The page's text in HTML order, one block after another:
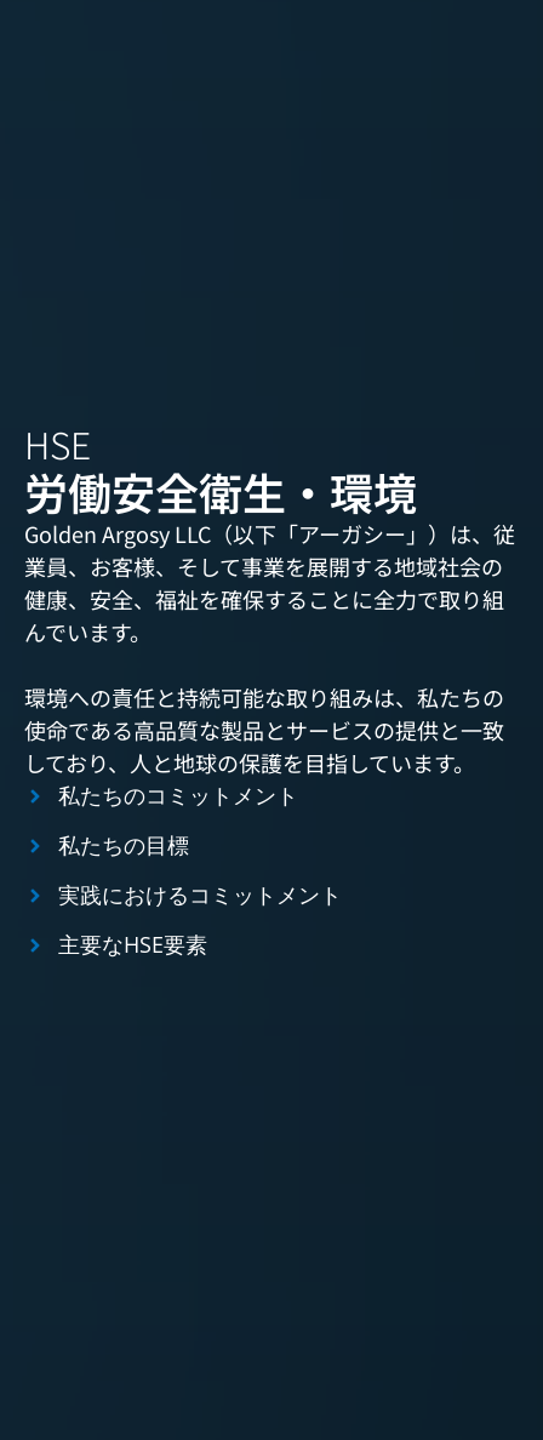
HSE
労働安全衛生・環境
Golden Argosy LLC（以下「アーガシー」）は、従
業員、お客様、そして事業を展開する地域社会の
健康、安全、福祉を確保することに全力で取り組
んでいます。
環境への責任と持続可能な取り組みは、私たちの
使命である高品質な製品とサービスの提供と一致
しており、人と地球の保護を目指しています。
私たちのコミットメント
私たちの目標
実践におけるコミットメント
主要なHSE要素